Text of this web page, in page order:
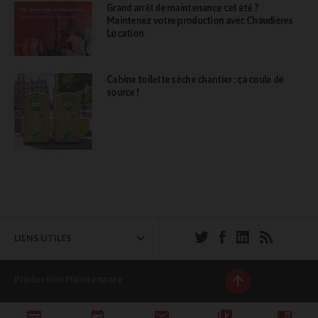
Grand arrêt de maintenance cet été ?
Maintenez votre production avec Chaudières
Location
Cabine toilette sèche chantier : ça coule de
source !
LIENS UTILES